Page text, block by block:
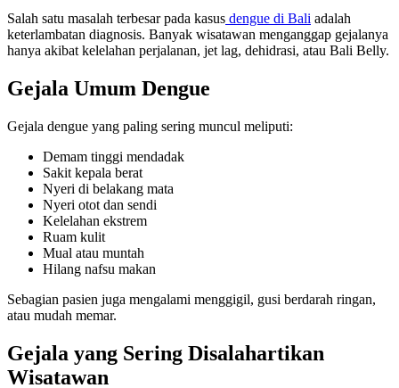
Salah satu masalah terbesar pada kasus dengue di Bali adalah
keterlambatan diagnosis. Banyak wisatawan menganggap gejalanya
hanya akibat kelelahan perjalanan, jet lag, dehidrasi, atau Bali Belly.
Gejala Umum Dengue
Gejala dengue yang paling sering muncul meliputi:
Demam tinggi mendadak
Sakit kepala berat
Nyeri di belakang mata
Nyeri otot dan sendi
Kelelahan ekstrem
Ruam kulit
Mual atau muntah
Hilang nafsu makan
Sebagian pasien juga mengalami menggigil, gusi berdarah ringan,
atau mudah memar.
Gejala yang Sering Disalahartikan
Wisatawan